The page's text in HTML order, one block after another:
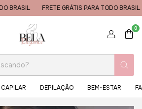
FRETE GRÁTIS PARA TODO BRASIL ENTREGA
0
CAPILAR DEPILAÇÃO BEM-ESTAR